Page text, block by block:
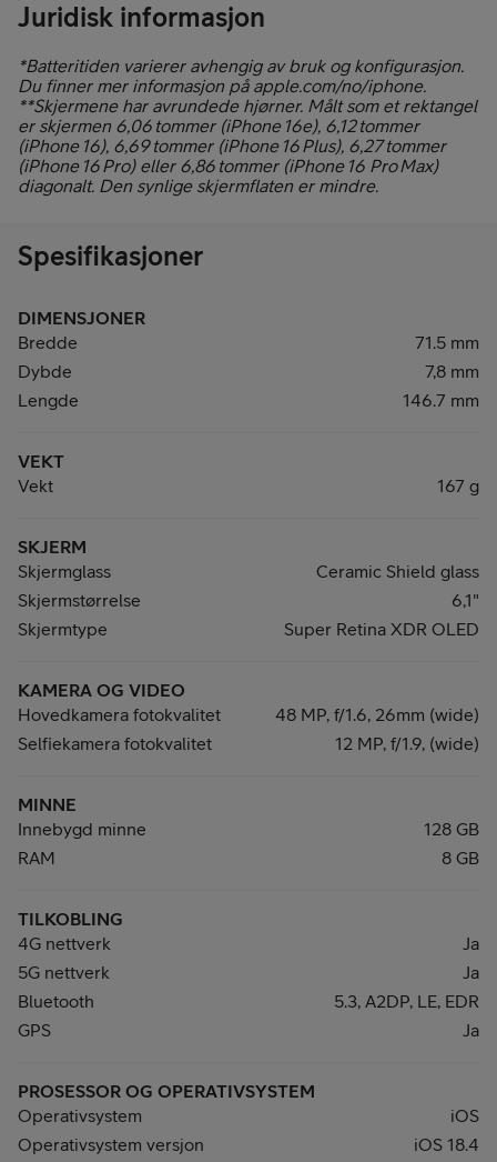
Juridisk informasjon
*Batteritiden varierer avhengig av bruk og konfigurasjon.
Du finner mer informasjon på apple.com/no/iphone.
**Skjermene har avrundede hjørner. Målt som et rektangel
er skjermen 6,06 tommer (iPhone 16e), 6,12 tommer
(iPhone 16), 6,69 tommer (iPhone 16 Plus), 6,27 tommer
(iPhone 16 Pro) eller 6,86 tommer (iPhone 16 Pro Max)
diagonalt. Den synlige skjermflaten er mindre.
Spesifikasjoner
DIMENSJONER
Bredde
71.5 mm
Dybde
7,8 mm
Lengde
146.7 mm
VEKT
Vekt
167 g
SKJERM
Skjermglass
Ceramic Shield glass
Skjermstørrelse
6,1"
Skjermtype
Super Retina XDR OLED
KAMERA OG VIDEO
Hovedkamera fotokvalitet
48 MP, f/1.6, 26mm (wide)
Selfiekamera fotokvalitet
12 MP, f/1.9, (wide)
MINNE
Innebygd minne
128 GB
RAM
8 GB
TILKOBLING
4G nettverk
Ja
5G nettverk
Ja
Bluetooth
5.3, A2DP, LE, EDR
GPS
Ja
PROSESSOR OG OPERATIVSYSTEM
Operativsystem
iOS
Operativsystem versjon
iOS 18.4